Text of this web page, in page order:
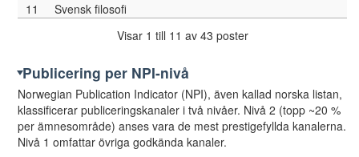
37
Zeitschrift für Pädagogik und Theologie
39
Demographic Research
40
Education Sciences
41
HumaNetten
11
Svensk filosofi
Tidningen Dagen
13
Clarté: partipolitiskt obunden socialistisk tidskrift
14
Dagen
15
Dagens juridik
Visar 1 till 11 av 43 poster
Publicering per NPI-nivå
Norwegian Publication Indicator (NPI), även kallad norska listan,
klassificerar publiceringskanaler i två nivåer. Nivå 2 (topp ~20 %
per ämnesområde) anses vara de mest prestigefyllda kanalerna.
Nivå 1 omfattar övriga godkända kanaler.